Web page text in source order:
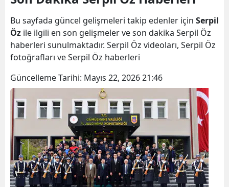
Bingöl
Bitlis
Bolu
Bursa
Çanakkale
Çankırı
Çorum
Bu sayfada güncel gelişmeleri takip edenler için Serpil
Öz ile ilgili en son gelişmeler ve son dakika Serpil Öz
haberleri sunulmaktadır. Serpil Öz videoları, Serpil Öz
fotoğrafları ve Serpil Öz haberleri
Güncelleme Tarihi: Mayıs 22, 2026 21:46